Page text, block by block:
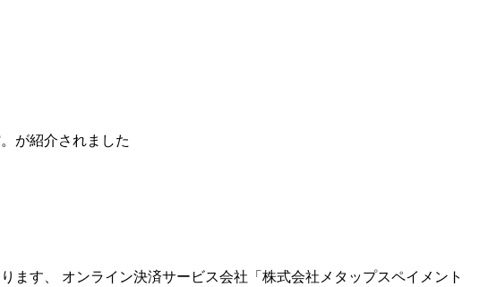
が紹介されました
ます、 オンライン決済サービス会社「株式会社メタップスペイメント